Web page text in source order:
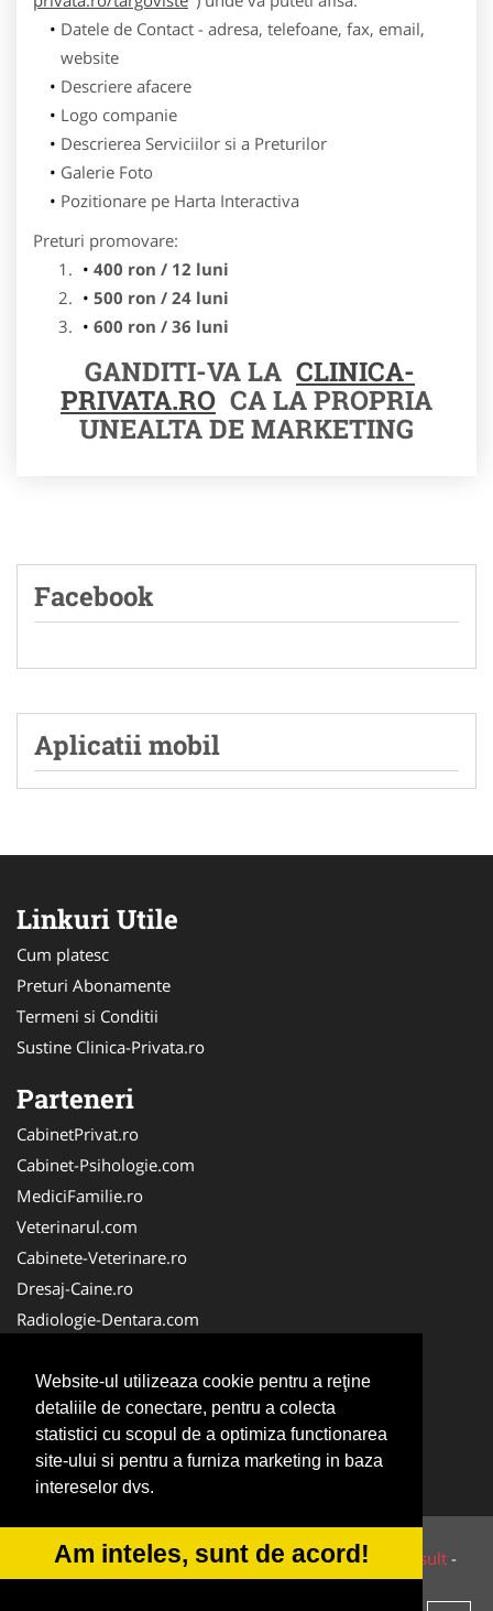
Website-ul utilizeaza cookie pentru a reţine
detaliile de conectare, pentru a colecta
statistici cu scopul de a optimiza functionarea
site-ului si pentru a furniza marketing in baza
intereselor dvs.
Am inteles, sunt de acord!
Datele de Contact - adresa, telefoane, fax, email,
website
Descriere afacere
Logo companie
Descrierea Serviciilor si a Preturilor
Galerie Foto
Pozitionare pe Harta Interactiva
Preturi promovare:
400 ron / 12 luni
500 ron / 24 luni
600 ron / 36 luni
GANDITI-VA LA CLINICA-
PRIVATA.RO CA LA PROPRIA
UNEALTA DE MARKETING
Facebook
Aplicatii mobil
Linkuri Utile
Cum platesc
Preturi Abonamente
Termeni si Conditii
Sustine Clinica-Privata.ro
Parteneri
CabinetPrivat.ro
Cabinet-Psihologie.com
MediciFamilie.ro
Veterinarul.com
Cabinete-Veterinare.ro
Dresaj-Caine.ro
Radiologie-Dentara.com
Cabinet-Individual.ro
Medic-Bun.com
Oftalmologul.ro
Stomatologul.com
© 2014-2026 Powered byVilonMedia&Tokaido Consult -
ANPC SOL